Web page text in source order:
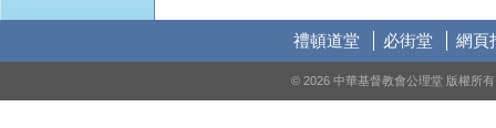
禮頓道堂 必街堂 網頁
© 2026 中華基督教會公理堂 版權所